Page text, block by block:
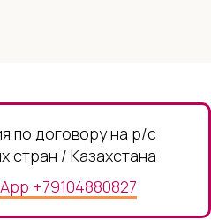
по договору на р/с
стран / Казахстана
+79104880827